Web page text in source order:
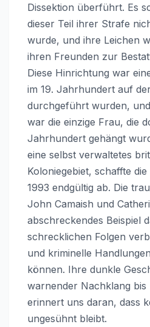
Dissektion überführt. Es
dieser Teil ihrer Strafe
wurde, und ihre Leichen
ihren Freunden zur
Diese Hinrichtung war
im 19. Jahrhundert auf
durchgeführt wurden,
war die einzige Frau, die
Jahrhundert gehängt
eine selbst verwaltetes
Koloniegebiet, schaffte
1993 endgültig ab. Die
John Camaish und
abschreckendes Beispiel
schrecklichen Folgen
und kriminelle
können. Ihre dunkle
warnender Nachklang bis
erinnert uns daran, dass
ungesühnt bleibt.